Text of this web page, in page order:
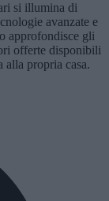
si illumina di
avanzate e
approfondisce gli
offerte disponibili
alla propria casa.